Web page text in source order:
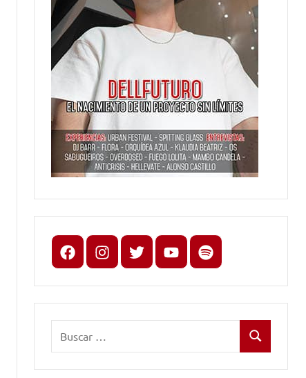
FacebookInstagram
X youtubespotify
Buscar